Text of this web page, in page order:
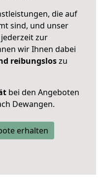
die auf
sind, und unser
zur
wir Ihnen dabei
reibungsloszu
bei den Angeboten
Dewangen.
erhalten